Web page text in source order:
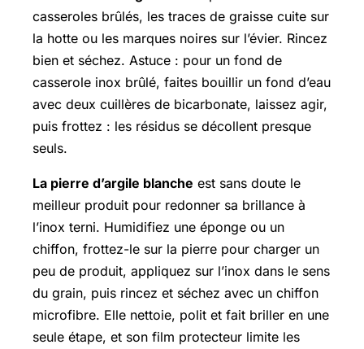
casseroles brûlés, les traces de graisse cuite sur
la hotte ou les marques noires sur l’évier. Rincez
bien et séchez. Astuce : pour un fond de
casserole inox brûlé, faites bouillir un fond d’eau
avec deux cuillères de bicarbonate, laissez agir,
puis frottez : les résidus se décollent presque
seuls.
La pierre d’argile blanche est sans doute le
meilleur produit pour redonner sa brillance à
l’inox terni. Humidifiez une éponge ou un
chiffon, frottez-le sur la pierre pour charger un
peu de produit, appliquez sur l’inox dans le sens
du grain, puis rincez et séchez avec un chiffon
microfibre. Elle nettoie, polit et fait briller en une
seule étape, et son film protecteur limite les